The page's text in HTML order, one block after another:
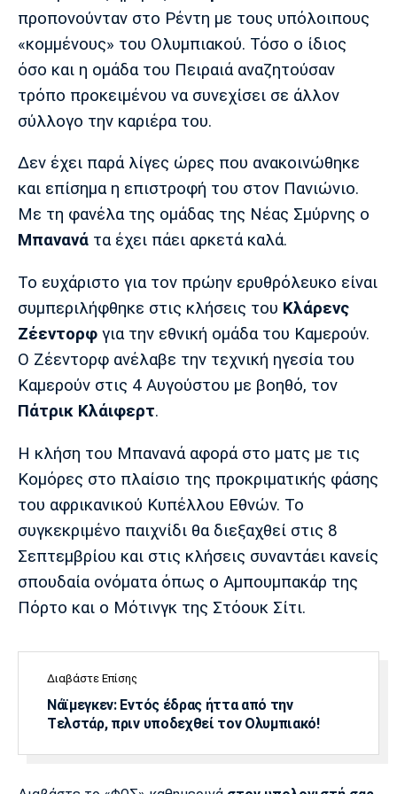
Πολιτισμός
Τραγούδια
Cine Spot
Running
Media
Παρασκήνιο
Πρόγραμμα TV
Ιωνικός Κηφισιά Πανσερραϊκός
Μπαρτσελόνα
Ρεάλ
Μαδρίτης
Ατλέτικο
Μαδρίτης
Μάντσεστερ
Γιουνάιτεντ
Τσέλσι Άρσεναλ
Λίβερπουλ
Ίντερ Μίλαν Μπάγερν
Μπορούσια
Παρί Σεν
Μαρσέιγ
Μονακό
Ερυθρός
Αστέρας
Τότεναμ
προπονούνταν στο Ρέντη με τους υπόλοιπους
«κομμένους» του Ολυμπιακού. Τόσο ο ίδιος
όσο και η ομάδα του Πειραιά αναζητούσαν
τρόπο προκειμένου να συνεχίσει σε άλλον
σύλλογο την καριέρα του.
Δεν έχει παρά λίγες ώρες που ανακοινώθηκε
και επίσημα η επιστροφή του στον Πανιώνιο.
Με τη φανέλα της ομάδας της Νέας Σμύρνης ο
Μπανανά τα έχει πάει αρκετά καλά.
Το ευχάριστο για τον πρώην ερυθρόλευκο είναι
συμπεριλήφθηκε στις κλήσεις του Κλάρενς
Ζέεντορφ για την εθνική ομάδα του Καμερούν.
Ο Ζέεντορφ ανέλαβε την τεχνική ηγεσία του
Καμερούν στις 4 Αυγούστου με βοηθό, τον
Πάτρικ Κλάιφερτ.
Η κλήση του Μπανανά αφορά στο ματς με τις
Κομόρες στο πλαίσιο της προκριματικής φάσης
του αφρικανικού Κυπέλλου Εθνών. Το
συγκεκριμένο παιχνίδι θα διεξαχθεί στις 8
Σεπτεμβρίου και στις κλήσεις συναντάει κανείς
σπουδαία ονόματα όπως ο Αμπουμπακάρ της
Πόρτο και ο Μότινγκ της Στόουκ Σίτι.
Διαβάστε Επίσης
Νάϊμεγκεν: Εντός έδρας ήττα από την
Tελστάρ, πριν υποδεχθεί τον Ολυμπιακό!